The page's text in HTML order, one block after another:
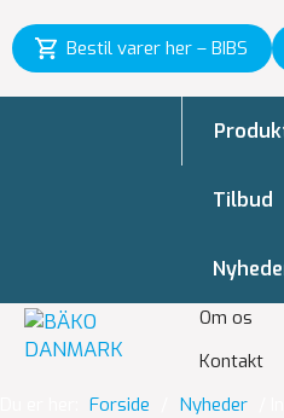
Bestil varer her – BIBS
Om os
Kontakt
Tilbud
Forside Nyheder